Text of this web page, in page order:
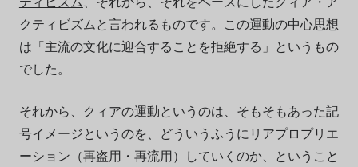
クティビズムと言われるものです。この運動の中心思想
は「主流の文化に迎合することを拒絶する」というもの
でした。
それから、クィアの運動というのは、そもそもあった記
号イメージというのを、どういうふうにリアプロプリエ
ーション（再盗用・再流用）していくのか、ということ